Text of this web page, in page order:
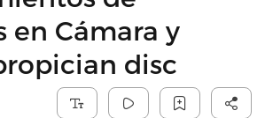
en Cámara y
disc